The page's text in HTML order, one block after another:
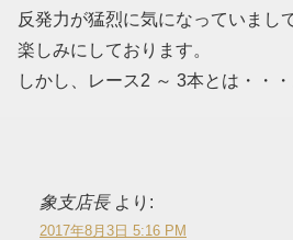
反発力が猛烈に気になっていまし
楽しみにしております。
しかし、レース2 ～ 3本とは・・・
象支店長 より:
2017年8月3日 5:16 PM